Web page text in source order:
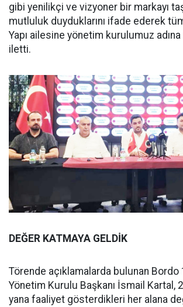
gibi yenilikçi ve vizyoner bir markayı
mutluluk duyduklarını ifade ederek
Yapı ailesine yönetim kurulumuz
iletti.
DEĞER KATMAYA GELDİK
Törende açıklamalarda bulunan Bordo
Yönetim Kurulu Başkanı İsmail Kartal,
yana faaliyet gösterdikleri her alana